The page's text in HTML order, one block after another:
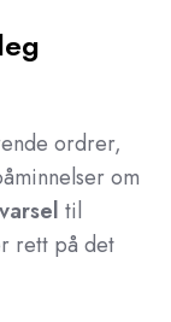
ordrer,
om
til
rett på det